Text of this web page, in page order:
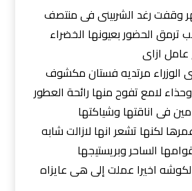
وقفت رغد الشربينى فى منتصف
ترمق الحضور بعيونها الخضراء
ازاى
الوزراء مرتديه فستان مكشوف
لامع تفوح منها رائحة العطور
فى اناقتها وشياكتها
لكنها تشعر انها لازالت شابه
الساحر وبريستيجها
اخيرا عملت إلى هى عايزاه